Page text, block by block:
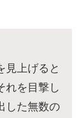
見上げると
れを目撃し
した無数の